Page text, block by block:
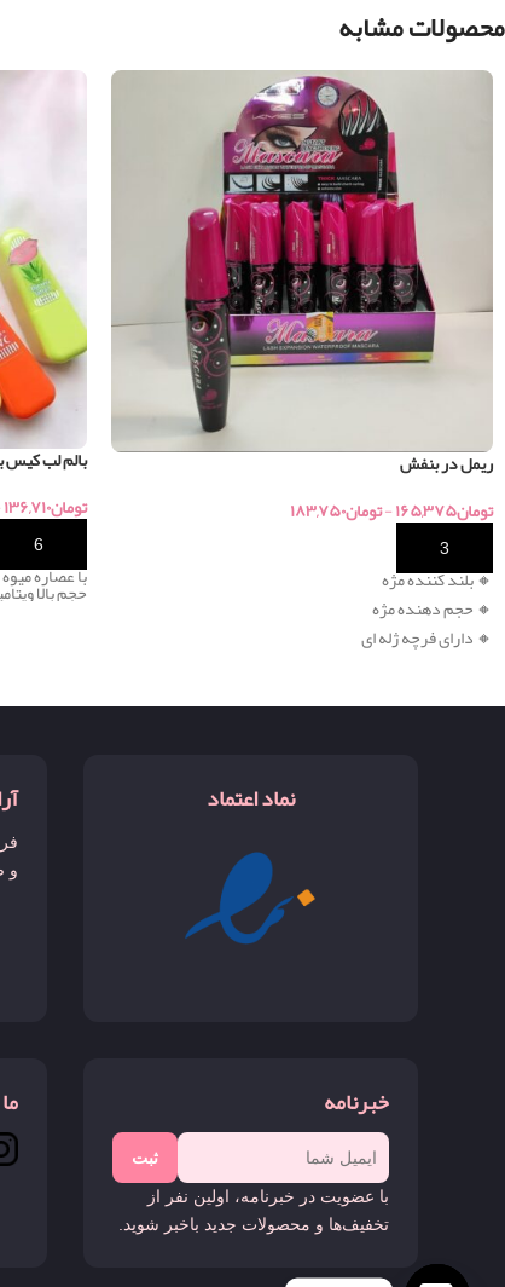
محصولات مشابه
ریمل در بنفش
تومان۱۶۵,۳۷۵-تومان۱۸۳,۷۵۰
🔸 بلند کننده مژه
🔸حجم دهنده مژه
🔸دارای فرچه ژله ای
بالم لب کیس
تومان۱۳۶,۷۱۰
خرید
با عصاره
حجم بالا
نماد اعتماد
و
خبرنامه
ثبت
با عضویت در خبرنامه، اولین نفر از
تخفیف‌ها و محصولات جدید باخبر شوید.